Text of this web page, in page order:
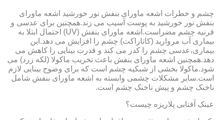
چشم و خطرات اشعه ماورای بنفش نور خورشید اشعه ماورای
بنفش نور خورشید به پوست آسیب می زند.همچنین برای عدسی و
قرنیه چشم مضراست.اشعه ماورای بنفش (UV) احتمال ابتلا به
بیماری آب مروارید (کاتاراکت) چشم را افزایش می دهد.این
بیماری،عدسی چشم را کدر می کند و قدرت بینایی را کاهش می
دهد.همچنین اشعه ماورای بنفش باعث تخریب ماکولا (لکه زرد) می
شود.ماکولا بخشی از شبکیه چشم است که برای وضوح بینایی لازم
است.سایر مشکلات چشمی وابسته به اشعه ماورای بنفش شامل
ناخنک چشم و پیش ناخنک چشم است.
عینک آفتابی پلاریزه چیست؟